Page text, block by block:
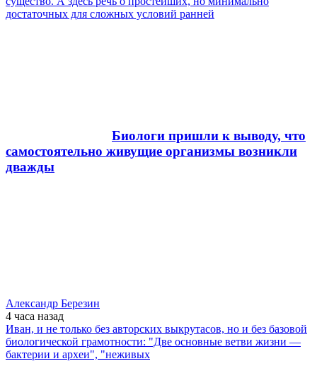
достаточных для сложных условий ранней
Биологи пришли к выводу, что
самостоятельно живущие организмы возникли
дважды
Александр Березин
4 часа назад
Иван, и не только без авторских выкрутасов, но и без базовой
биологической грамотности: "Две основные ветви жизни —
бактерии и археи", "неживых